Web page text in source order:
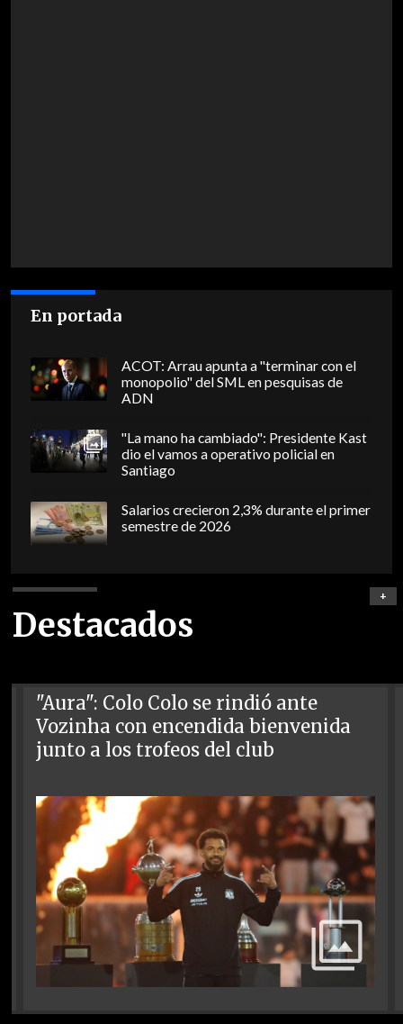
En portada
ACOT: Arrau apunta a "terminar con el
monopolio" del SML en pesquisas de
ADN
"La mano ha cambiado": Presidente Kast
dio el vamos a operativo policial en
Santiago
Salarios crecieron 2,3% durante el primer
semestre de 2026
Destacados
+
"Aura": Colo Colo se rindió ante
Vozinha con encendida bienvenida
junto a los trofeos del club